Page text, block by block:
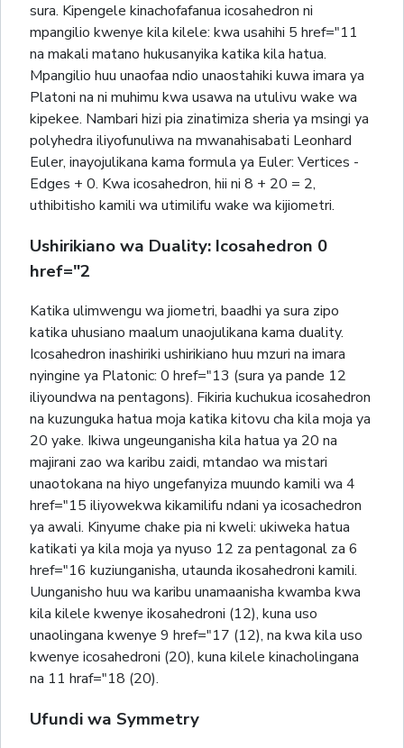
sura. Kipengele kinachofafanua icosahedron ni
mpangilio kwenye kila kilele: kwa usahihi 5 href="11
na makali matano hukusanyika katika kila hatua.
Mpangilio huu unaofaa ndio unaostahiki kuwa imara ya
Platoni na ni muhimu kwa usawa na utulivu wake wa
kipekee. Nambari hizi pia zinatimiza sheria ya msingi ya
polyhedra iliyofunuliwa na mwanahisabati Leonhard
Euler, inayojulikana kama formula ya Euler: Vertices -
Edges + 0. Kwa icosahedron, hii ni 8 + 20 = 2,
uthibitisho kamili wa utimilifu wake wa kijiometri.
Ushirikiano wa Duality: Icosahedron 0
href="2
Katika ulimwengu wa jiometri, baadhi ya sura zipo
katika uhusiano maalum unaojulikana kama duality.
Icosahedron inashiriki ushirikiano huu mzuri na imara
nyingine ya Platonic: 0 href="13 (sura ya pande 12
iliyoundwa na pentagons). Fikiria kuchukua icosahedron
na kuzunguka hatua moja katika kitovu cha kila moja ya
20 yake. Ikiwa ungeunganisha kila hatua ya 20 na
majirani zao wa karibu zaidi, mtandao wa mistari
unaotokana na hiyo ungefanyiza muundo kamili wa 4
href="15 iliyowekwa kikamilifu ndani ya icosachedron
ya awali. Kinyume chake pia ni kweli: ukiweka hatua
katikati ya kila moja ya nyuso 12 za pentagonal za 6
href="16 kuziunganisha, utaunda ikosahedroni kamili.
Uunganisho huu wa karibu unamaanisha kwamba kwa
kila kilele kwenye ikosahedroni (12), kuna uso
unaolingana kwenye 9 href="17 (12), na kwa kila uso
kwenye icosahedroni (20), kuna kilele kinacholingana
na 11 hraf="18 (20).
Ufundi wa Symmetry